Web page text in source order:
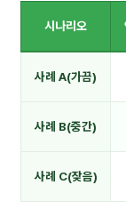
시나리오
사례 A(가끔)
사례 B(중간)
사례 C(잦음)